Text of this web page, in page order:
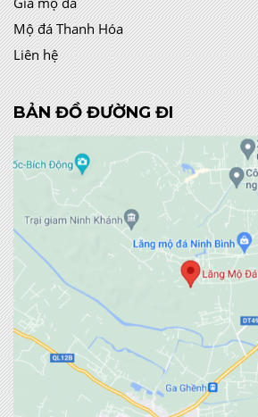
Mộ đá Thanh Hóa
Liên hệ
BẢN ĐỒ ĐƯỜNG ĐI